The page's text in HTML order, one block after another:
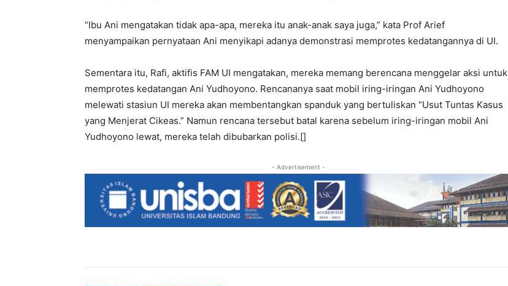
“Ibu Ani mengatakan tidak apa-apa, mereka itu anak-anak saya juga,” kata Prof Arief
menyampaikan pernyataan Ani menyikapi adanya demonstrasi memprotes kedatangannya di UI.
Sementara itu, Rafi, aktifis FAM UI mengatakan, mereka memang berencana menggelar aksi untuk
memprotes kedatangan Ani Yudhoyono. Rencananya saat mobil iring-iringan Ani Yudhoyono
melewati stasiun UI mereka akan membentangkan spanduk yang bertuliskan “Usut Tuntas Kasus
yang Menjerat Cikeas.” Namun rencana tersebut batal karena sebelum iring-iringan mobil Ani
Yudhoyono lewat, mereka telah dibubarkan polisi.[]
- Advertisement -